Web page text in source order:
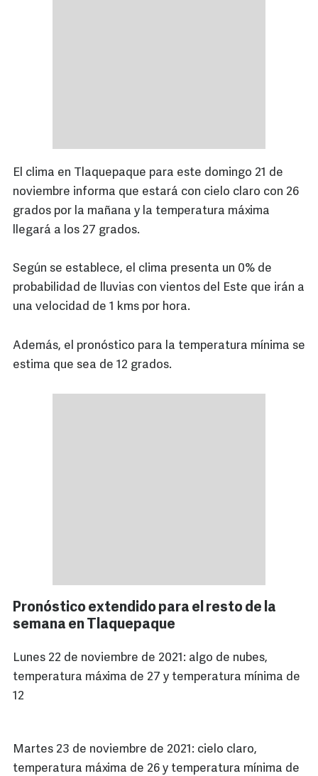
El clima en Tlaquepaque para este domingo 21 de
noviembre informa que estará con cielo claro con 26
grados por la mañana y la temperatura máxima
llegará a los 27 grados.
Según se establece, el clima presenta un 0% de
probabilidad de lluvias con vientos del Este que irán a
una velocidad de 1 kms por hora.
Además, el pronóstico para la temperatura mínima se
estima que sea de 12 grados.
Pronóstico extendido para el resto de la
semana en Tlaquepaque
Lunes 22 de noviembre de 2021: algo de nubes,
temperatura máxima de 27 y temperatura mínima de
12
Martes 23 de noviembre de 2021: cielo claro,
temperatura máxima de 26 y temperatura mínima de